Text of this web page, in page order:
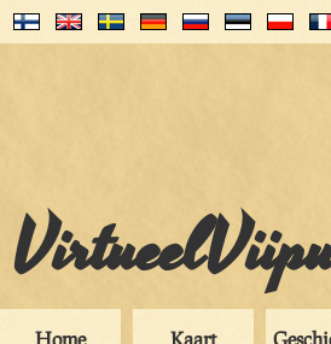
Home Kaart